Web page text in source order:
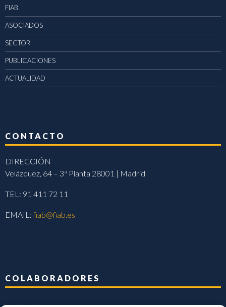
FIAB
ASOCIADOS
SECTOR
PUBLICACIONES
ACTUALIDAD
CONTACTO
DIRECCIÓN
Velázquez, 64 – 3ª Planta 28001 | Madrid
TEL: 91 411 72 11
EMAIL:fiab@fiab.es
COLABORADORES